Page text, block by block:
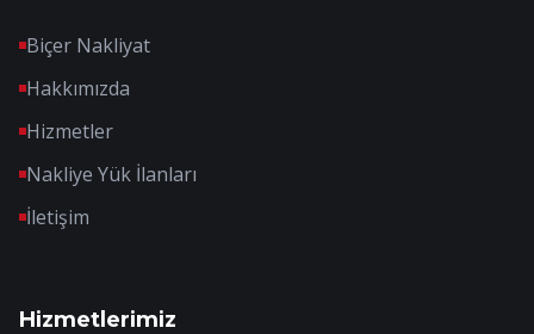
Biçer Nakliyat
Hakkımızda
Hizmetler
Nakliye Yük İlanları
İletişim
Hizmetlerimiz